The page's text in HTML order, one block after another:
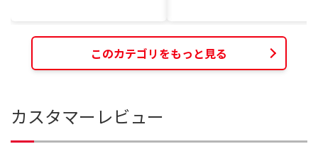
このカテゴリをもっと見る
カスタマーレビュー